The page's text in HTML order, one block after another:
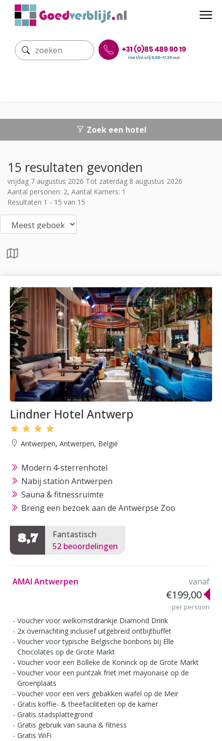
Zoek een hotel
15 resultaten gevonden
vrijdag 7 augustus 2026 Tot zaterdag 8 augustus 2026
Aantal personen: 2, Aantal Kamers: 1
Resultaten 1 - 15 van 15
Lindner Hotel Antwerp
Antwerpen, Antwerpen, België
Modern 4-sterrenhotel
Nabij station Antwerpen
Sauna & fitnessruimte
Breng een bezoek aan de Antwerpse Zoo
8,7
Fantastisch
52 beoordelingen
AMAI Antwerpen vanaf
€199,00
per persoon
Voucher voor welkomstdrankje Diamond Drink
2x overnachting inclusief uitgebreid ontbijtbuffet
Voucher voor typische Belgische bonbons bij Elle
Chocolates op de Grote Markt
Voucher voor een Bolleke de Koninck op de Grote Markt
Voucher voor een puntzak friet met mayonaise op de
Groenplaats
Voucher voor een vers gebakken wafel op de Meir
Gratis koffie- & theefaciliteiten op de kamer
Gratis stadsplattegrond
Gratis gebruik van sauna & fitness
Gratis WiFi